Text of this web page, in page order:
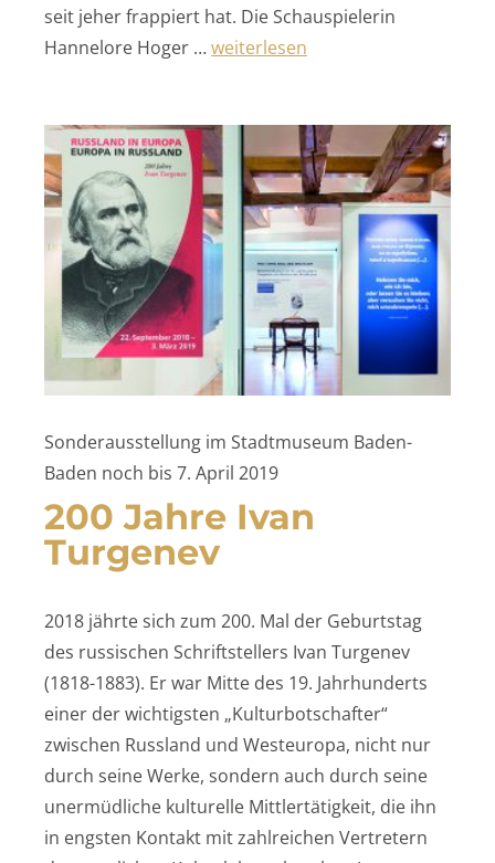
seit jeher frappiert hat. Die Schauspielerin
Hannelore Hoger …„Wortmaler“
weiterlesen
Sonderausstellung im Stadtmuseum Baden-
Baden noch bis 7. April 2019
200 Jahre Ivan
Turgenev
2018 jährte sich zum 200. Mal der Geburtstag
des russischen Schriftstellers Ivan Turgenev
(1818-1883). Er war Mitte des 19. Jahrhunderts
einer der wichtigsten „Kulturbotschafter“
zwischen Russland und Westeuropa, nicht nur
durch seine Werke, sondern auch durch seine
unermüdliche kulturelle Mittlertätigkeit, die ihn
in engsten Kontakt mit zahlreichen Vertretern